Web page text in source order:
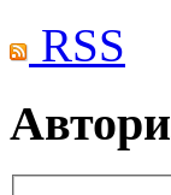
RSS